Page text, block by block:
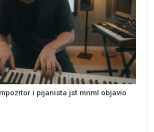
i pijanista jst mnml objavio